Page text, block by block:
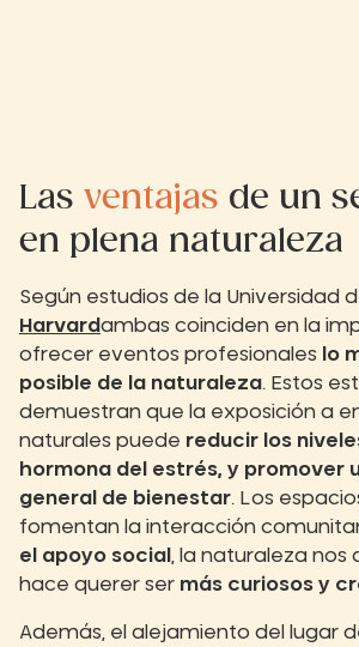
Las ventajas de un
en plena naturaleza
Según estudios de la Universidad
Harvardambas coinciden en la
ofrecer eventos profesionales
lo
posible de la naturaleza. Estos
demuestran que la exposición a
naturales puede reducir los
hormona del estrés, y promover
general de bienestar. Los
fomentan la interacción
el apoyo social
, la naturaleza nos
hace querer ser más curiosos y
Además, el alejamiento del lugar